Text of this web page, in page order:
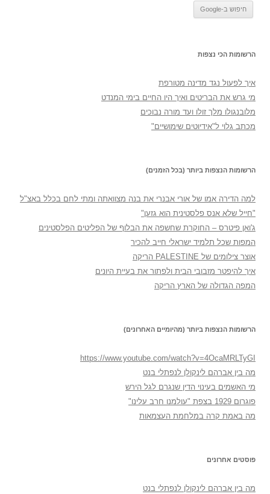
הרשומות הכי נצפות
איך לפעול נגד מדינה מטורפת
מי גרש את הבריטים ואיך היו החיים בימי המנדט
מלובנגולו מלך זולו ועד מורה נבוכים
מכתב גלוי ל"אידיוטים שימושיים"
הרשומות הנצפות ביותר (בכל הזמנים)
למה הדירה אמו של אורי אבנרי את בנה מצוואתה ומתי לחם בכלל באצ"ל
"חייל שלא אנס פלסטינית הוא גזען"
ג'ואן פיטרס – החוקרת שחשפה את הבלוף של הפליטים הפלסטינים
המפות שכל תלמיד ישראלי חייב להכיר
אוצר צילומים של PALESTINE הריקה
איך להיפטר מזבובי הבית ולפתור את בעיית היונים
המפה הגדולה של הארץ הריקה
הרשומות הנצפות ביותר (מהיומיים האחרונים)
https://www.youtube.com/watch?v=4OcaMRLTyGI
מה בין אברהם לינקולן לנפתלי בנט
מי האשמים בעינוי הדין שנגרם לגל הירש
פוגרום 1929 בצפת "עולמנו חרב עלינו"
מה באמת קרה במלחמת העצמאות
פוסטים אחרונים
מה בין אברהם לינקולן לנפתלי בנט